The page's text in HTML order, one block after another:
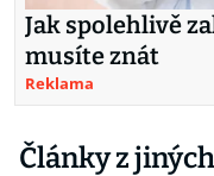
Jak spolehlivě
musíte znát
Reklama
Články z